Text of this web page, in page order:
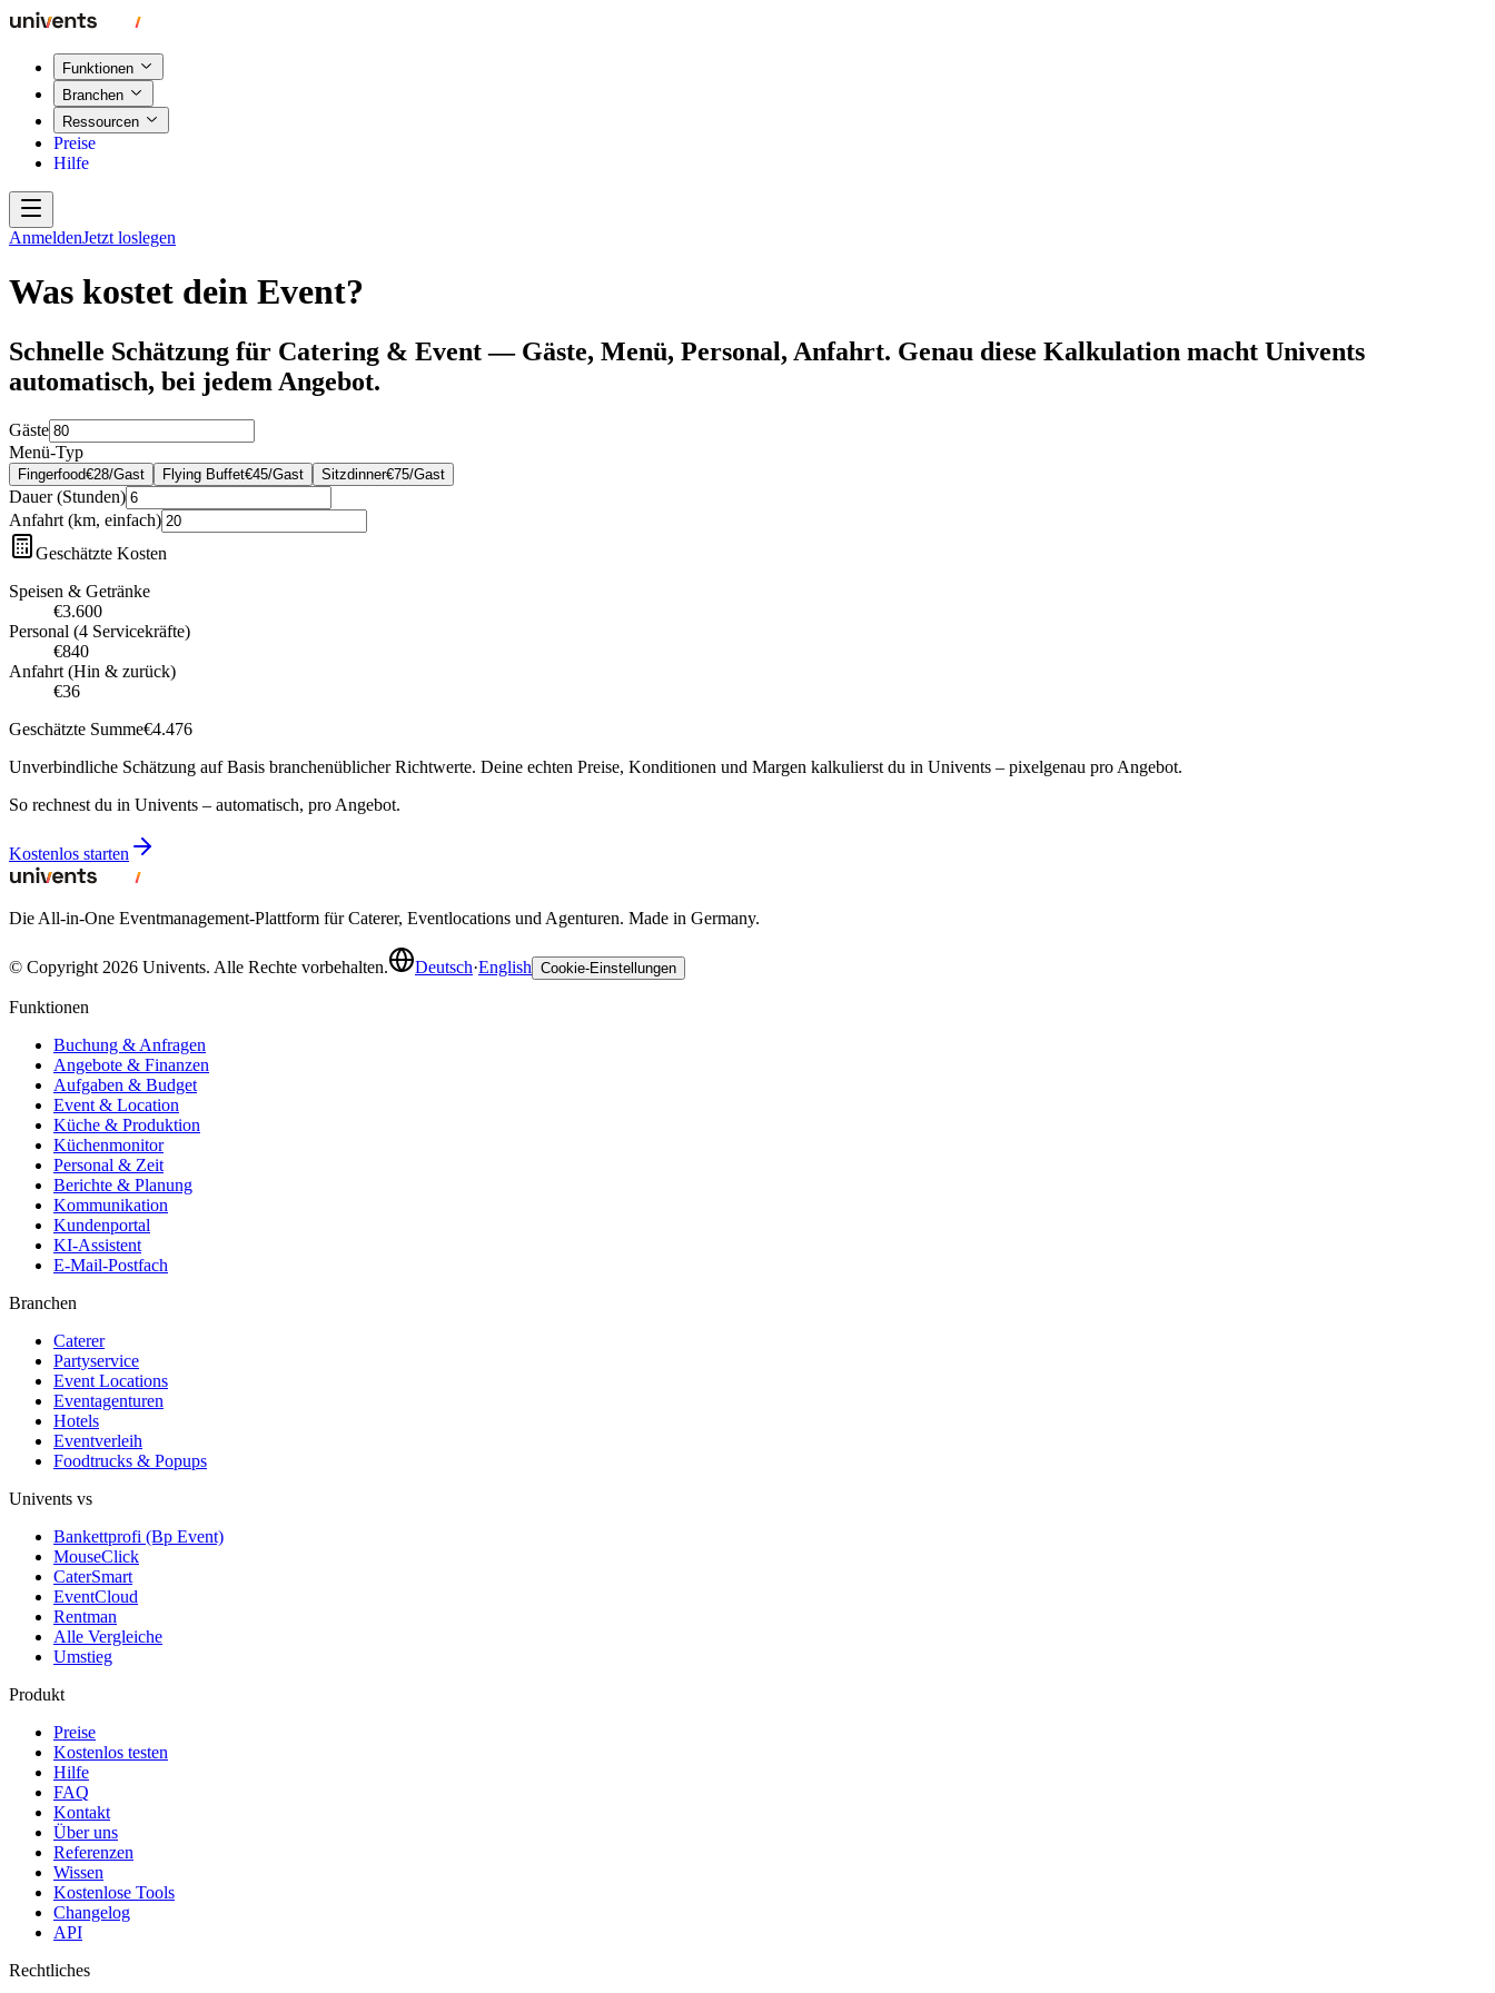
Funktionen
Branchen
Ressourcen
Preise
Hilfe
AnmeldenJetzt loslegen
Was kostet dein Event?
Schnelle Schätzung für Catering & Event — Gäste, Menü, Personal, Anfahrt. Genau diese Kalkulation macht Univents
automatisch, bei jedem Angebot.
Gäste
Menü-Typ
Fingerfood€28/Gast Flying Buffet€45/Gast Sitzdinner€75/Gast
Dauer (Stunden)
Anfahrt (km, einfach)
Geschätzte Kosten
Speisen & Getränke
€3.600
Personal (4 Servicekräfte)
€840
Anfahrt (Hin & zurück)
€36
Geschätzte Summe€4.476
Unverbindliche Schätzung auf Basis branchenüblicher Richtwerte. Deine echten Preise, Konditionen und Margen kalkulierst du in Univents – pixelgenau pro Angebot.
So rechnest du in Univents – automatisch, pro Angebot.
Kostenlos starten
Die All-in-One Eventmanagement-Plattform für Caterer, Eventlocations und Agenturen. Made in Germany.
© Copyright 2026 Univents. Alle Rechte vorbehalten. Deutsch·English Cookie-Einstellungen
Funktionen
Buchung & Anfragen
Angebote & Finanzen
Aufgaben & Budget
Event & Location
Küche & Produktion
Küchenmonitor
Personal & Zeit
Berichte & Planung
Kommunikation
Kundenportal
KI-Assistent
E-Mail-Postfach
Branchen
Caterer
Partyservice
Event Locations
Eventagenturen
Hotels
Eventverleih
Foodtrucks & Popups
Univents vs
Bankettprofi (Bp Event)
MouseClick
CaterSmart
EventCloud
Rentman
Alle Vergleiche
Umstieg
Produkt
Preise
Kostenlos testen
Hilfe
FAQ
Kontakt
Über uns
Referenzen
Wissen
Kostenlose Tools
Changelog
API
Rechtliches